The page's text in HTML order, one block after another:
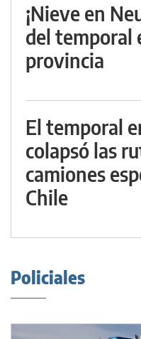
¡Nieve en
del temporal
provincia
El temporal
colapsó las
camiones
Chile
Policiales